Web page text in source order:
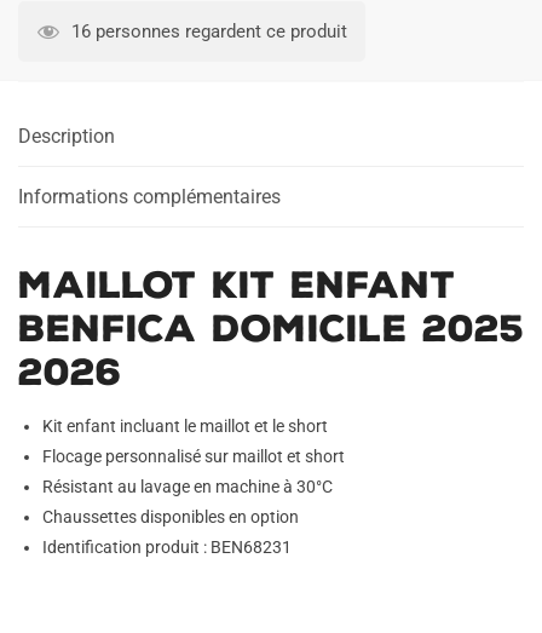
2025
16 personnes regardent ce produit
Description
Informations complémentaires
Maillot Kit Enfant
Benfica Domicile 2025
2026
Kit enfant incluant le maillot et le short
Flocage personnalisé sur maillot et short
Résistant au lavage en machine à 30°C
Chaussettes disponibles en option
Identification produit : BEN68231